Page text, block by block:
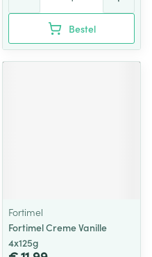
Bestel
Fortimel
Fortimel Creme Vanille
4x125g